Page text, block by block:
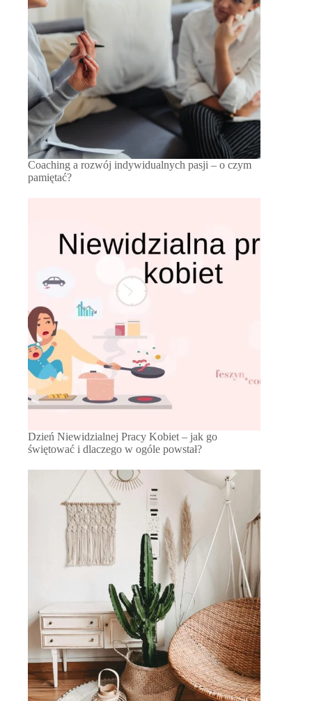
Coaching a rozwój indywidualnych pasji – o czym
pamiętać?
Dzień Niewidzialnej Pracy Kobiet – jak go
świętować i dlaczego w ogóle powstał?